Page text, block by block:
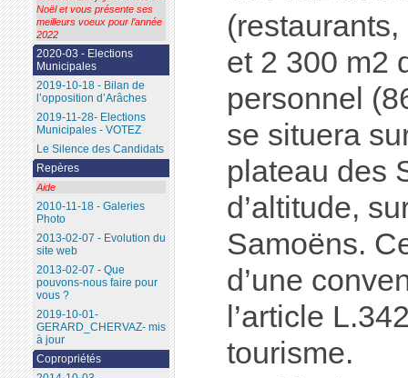
et 2 300 m2
personnel
se situera
plateau des
d’altitude,
Samoëns.
d’une
l’article
tourisme.
Noël et vous présente ses
meilleurs voeux pour l’année
2022
2020-03 - Elections
Municipales
2019-10-18 - Bilan de
l’opposition d’Arâches
2019-11-28- Elections
Municipales - VOTEZ
Le Silence des Candidats
Repères
Aide
2010-11-18 - Galeries
Photo
2013-02-07 - Evolution du
site web
2013-02-07 - Que
pouvons-nous faire pour
vous ?
2019-10-01-
GERARD_CHERVAZ- mis
à jour
Copropriétés